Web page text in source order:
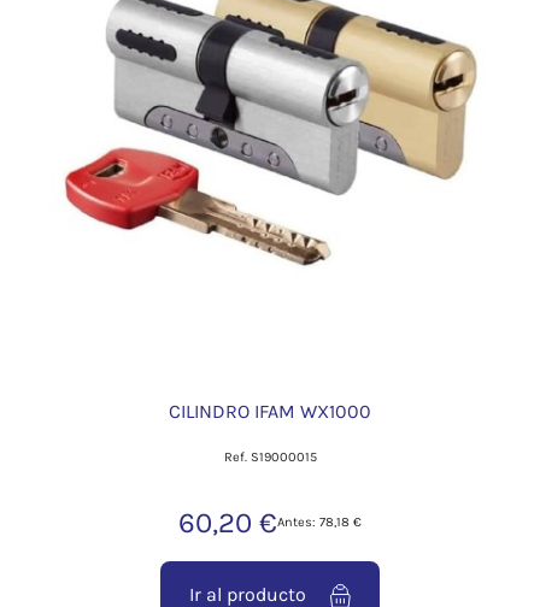
CILINDRO IFAM WX1000
Ref. S19000015
60,20 €Antes: 78,18 €
Ir al producto